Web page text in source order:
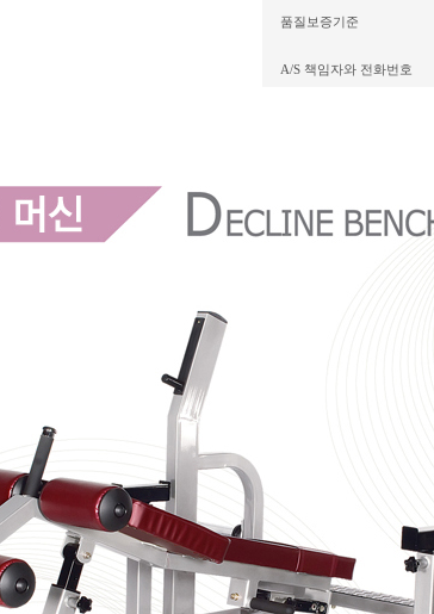
품질보증기준
A/S 책임자와 전화번호